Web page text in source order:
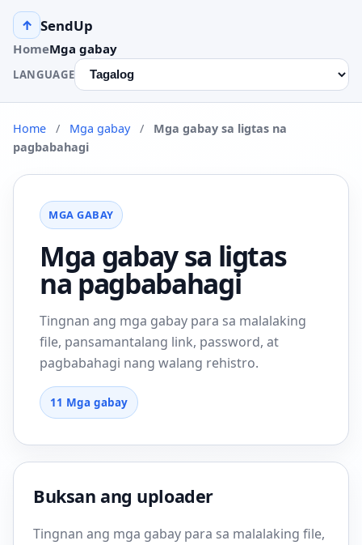
↑ SendUp
HomeMga gabay
LANGUAGE
Home / Mga gabay /
Mga gabay sa ligtas na
pagbabahagi
MGA GABAY
Mga gabay sa ligtas
na pagbabahagi
Tingnan ang mga gabay para sa malalaking
file, pansamantalang link, password, at
pagbabahagi nang walang rehistro.
11 Mga gabay
Buksan ang uploader
Tingnan ang mga gabay para sa malalaking file,